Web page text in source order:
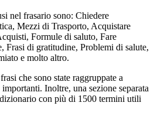
nel frasario sono: Chiedere
Mezzi di Trasporto, Acquistare
Formule di saluto, Fare
Frasi di gratitudine, Problemi di salute,
e molto altro.
che sono state raggruppate a
Inoltre, una sezione separata
con più di 1500 termini utili